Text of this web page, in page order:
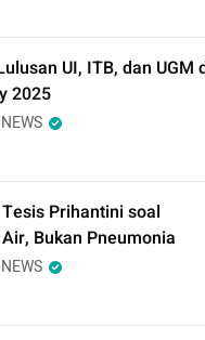
UI, ITB, dan UGM
2025
Prihantini soal
Bukan Pneumonia